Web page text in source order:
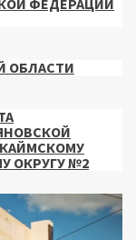
ОБЛАСТИ
ОКРУГУ №2